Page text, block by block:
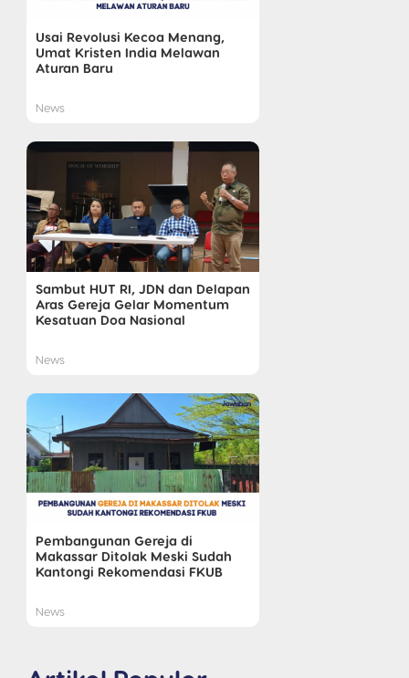
Usai Revolusi Kecoa Menang,
Umat Kristen India Melawan
Aturan Baru
News
Sambut HUT RI, JDN dan Delapan
Aras Gereja Gelar Momentum
Kesatuan Doa Nasional
News
Pembangunan Gereja di
Makassar Ditolak Meski Sudah
Kantongi Rekomendasi FKUB
News